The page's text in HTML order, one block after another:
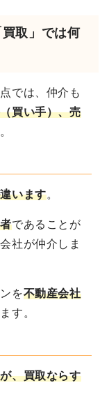
取」では何
では、仲介も
買い手）、売
。
います。
であることが
社が仲介しま
を不動産会社
す 。
、買取ならす